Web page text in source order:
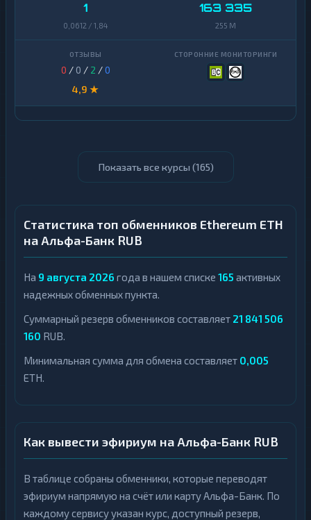
1
0,0612 / 1,84
163 335
255 M
0 / 0 / 2 /0
4,9 ★
Показать все курсы (165)
Статистика топ обменников Ethereum ETH
на Альфа-Банк RUB
На 9 августа 2026 года в нашем списке 165 активных
надежных обменных пункта.
Суммарный резерв обменников составляет 21 841 506
160 RUB.
Минимальная сумма для обмена составляет 0,005
ETH.
Как вывести эфириум на Альфа-Банк RUB
В таблице собраны обменники, которые переводят
эфириум напрямую на счёт или карту Альфа-Банк. По
каждому сервису указан курс, доступный резерв,